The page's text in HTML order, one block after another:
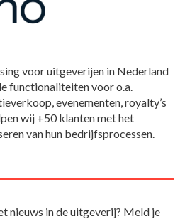
voor uitgeverijen in Nederland
functionaliteiten voor o.a.
evenementen, royalty’s
wij +50 klanten met het
van hun bedrijfsprocessen.
nieuws in de uitgeverij? Meld je